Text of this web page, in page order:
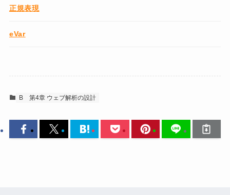
正規表現
eVar
B 第4章 ウェブ解析の設計